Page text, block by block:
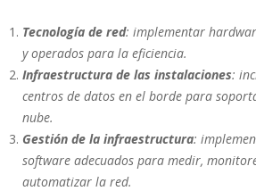
Tecnología de red: implementar
y operados para la eficiencia.
Infraestructura de las instalaciones:
centros de datos en el borde para
nube.
Gestión de la infraestructura:
software adecuados para medir,
automatizar la red.